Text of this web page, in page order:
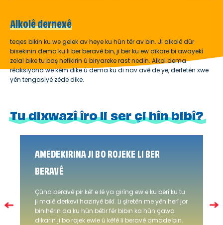
Alkolê dernexê
teqes bikin ku we gelek av heye ku hûn têr av bin. Ji alkolê dûr
bisekinin dema ku li ber beravê bin, ji ber ku ew dikare bi awayekî
zelal bike tu baş nefikirin û biryareke rast nedin. Alkol dema
rêaksiyona we kêm dike û dema ku di nav avê de ye, derfetên xwe
yên tengasiyê zêde dike.
Tu dixwazî îro li ser çi hîn bibî?
AMEDEKIRINA JI BO ROJEKE LI BER
BERAVÊ
Çûna beravê pir kêf e lê ya girîng ew e ku berî ku tu
ji malê derkevî haziriyê bikî. Li şîretên me yên herî jor
binihêrin da ku hûn bêtir fêr bibin ka hûn çawa
dikarin ji bo rojek ewle û kêfê li beravê amade bin.